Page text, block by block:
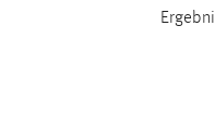
Dieser Cookie